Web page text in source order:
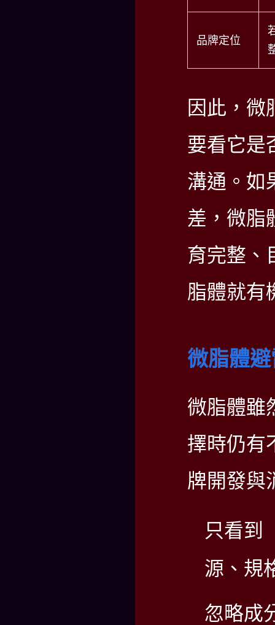
品牌定位
因此，微
要看它是
溝通。如
差，微脂
育完整、
脂體就有
微脂體
微脂體雖
擇時仍有
牌開發與
只看到
源、規
忽略成